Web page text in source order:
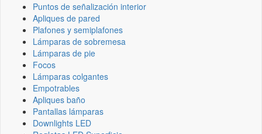
Puntos de señalización interior
Apliques de pared
Plafones y semiplafones
Lámparas de sobremesa
Lámparas de pie
Focos
Lámparas colgantes
Empotrables
Apliques baño
Pantallas lámparas
Downlights LED